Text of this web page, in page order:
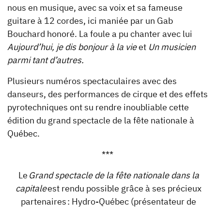
nous en musique, avec sa voix et sa fameuse
guitare à 12 cordes, ici maniée par un Gab
Bouchard honoré. La foule a pu chanter avec lui
Aujourd’hui, je dis bonjour à la vieet Un musicien
parmi tant d’autres.
Plusieurs numéros spectaculaires avec des
danseurs, des performances de cirque et des effets
pyrotechniques ont su rendre inoubliable cette
édition du grand spectacle de la fête nationale à
Québec.
***
Le Grand spectacle de la fête nationale dans la
capitaleest rendu possible grâce à ses précieux
partenaires : Hydro-Québec (présentateur de